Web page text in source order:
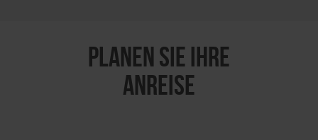
PLANEN SIE IHRE
ANREISE